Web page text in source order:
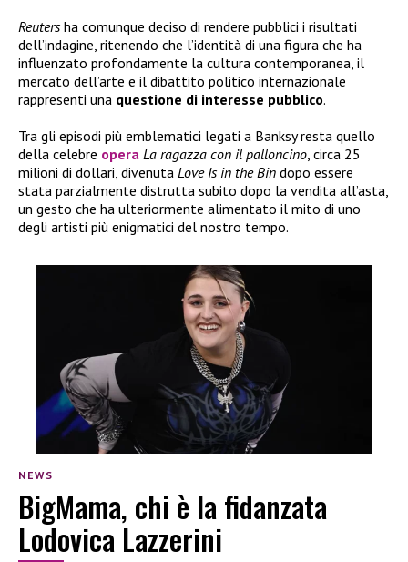
Reutersha comunque deciso di rendere pubblici i risultati
dell’indagine, ritenendo che l’identità di una figura che ha
influenzato profondamente la cultura contemporanea, il
mercato dell’arte e il dibattito politico internazionale
rappresenti una questione di interesse pubblico.
Tra gli episodi più emblematici legati a Banksy resta quello
della celebre opera La ragazza con il palloncino , circa 25
milioni di dollari, divenuta Love Is in the Bin dopo essere
stata parzialmente distrutta subito dopo la vendita all’asta,
un gesto che ha ulteriormente alimentato il mito di uno
degli artisti più enigmatici del nostro tempo.
NEWS
BigMama, chi è la fidanzata
Lodovica Lazzerini